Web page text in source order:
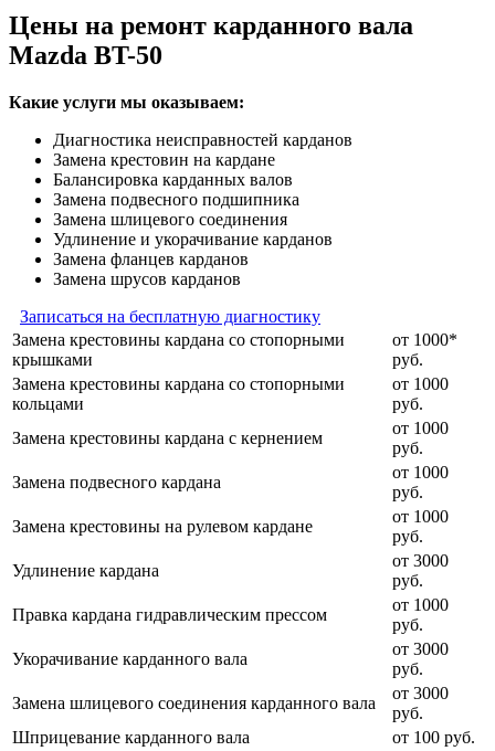
Цены на ремонт карданного вала
Mazda BT-50
Какие услуги мы оказываем:
Диагностика неисправностей карданов
Замена крестовин на кардане
Балансировка карданных валов
Замена подвесного подшипника
Замена шлицевого соединения
Удлинение и укорачивание карданов
Замена фланцев карданов
Замена шрусов карданов
Записаться на бесплатную диагностику
Замена крестовины кардана со стопорными
крышками
от 1000*
руб.
Замена крестовины кардана со стопорными
кольцами
от 1000
руб.
Замена крестовины кардана с кернением
от 1000
руб.
Замена подвесного кардана
от 1000
руб.
Замена крестовины на рулевом кардане
от 1000
руб.
Удлинение кардана
от 3000
руб.
Правка кардана гидравлическим прессом
от 1000
руб.
Укорачивание карданного вала
от 3000
руб.
Замена шлицевого соединения карданного вала
от 3000
руб.
Шприцевание карданного вала
от 100 руб.